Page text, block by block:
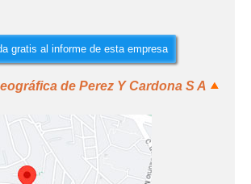
gratis al informe de esta empresa
de Perez Y Cardona S A